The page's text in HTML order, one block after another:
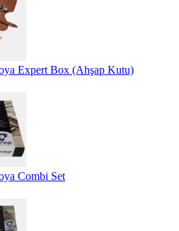
Expert Box (Ahşap Kutu)
Combi Set